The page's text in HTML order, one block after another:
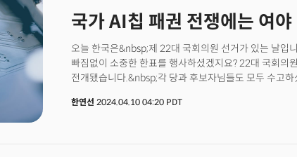
더웨이브/트렌드쇼
밸리토크
국가 AI칩 패권 전쟁에는 여야
오늘 한국은&nbsp;제 22대 국회의원 선거가 있는 날입
빠짐없이 소중한 한표를 행사하셨겠지요? 22대 국회의
전개됐습니다.&nbsp;각 당과 후보자님들도 모두 수고
당면한 문제가 많은데 여야없이 한 목소리로 해결하겠다
한연선 2024.04.10 04:20 PDT